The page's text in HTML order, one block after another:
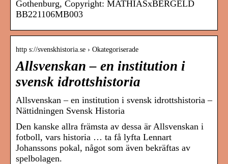
Gothenburg, Copyright: MATHIASxBERGELD
BB221106MB003
http s://svenskhistoria.se › Okategoriserade
Allsvenskan – en institution i
svensk idrottshistoria
Allsvenskan – en institution i svensk idrottshistoria –
Nättidningen Svensk Historia
Den kanske allra främsta av dessa är Allsvenskan i
fotboll, vars historia … ta få lyfta Lennart
Johanssons pokal, något som även bekräftas av
spelbolagen.